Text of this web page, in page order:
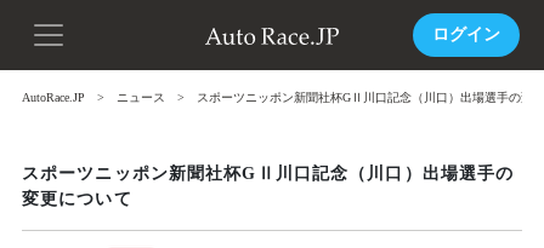
ログイン
AutoRace.JP ニュース スポーツニッポン新聞社杯GⅡ川口記念（川口）出場選手の変
スポーツニッポン新聞社杯GⅡ川口記念（川口）出場選手の
変更について